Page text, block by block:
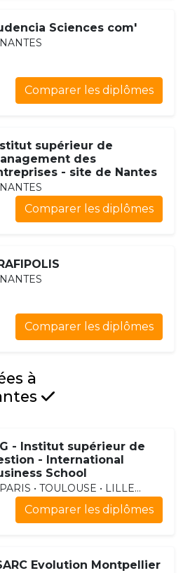
Sciences com'
Comparer les diplômes
supérieur de
des
- site de Nantes
Comparer les diplômes
Comparer les diplômes
à
- Institut supérieur de
- International
School
• TOULOUSE • LILLE...
Comparer les diplômes
Evolution Montpellier